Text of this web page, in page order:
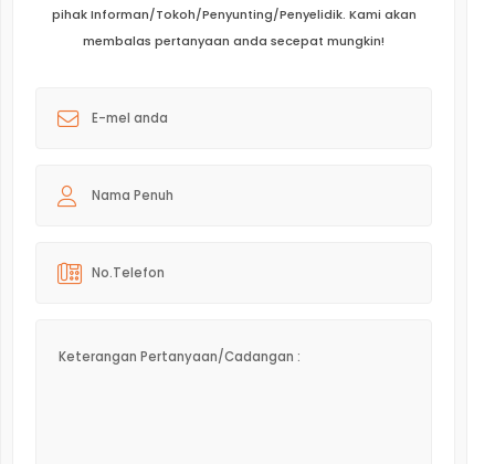
pihak Informan/Tokoh/Penyunting/Penyelidik. Kami akan
membalas pertanyaan anda secepat mungkin!